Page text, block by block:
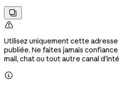


Utilisez uniquement cette
publiée. Ne faites jamais
mail, chat ou tout autre canal
